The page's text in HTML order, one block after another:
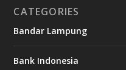
CATEGORIES
Bandar Lampung
Bank Indonesia